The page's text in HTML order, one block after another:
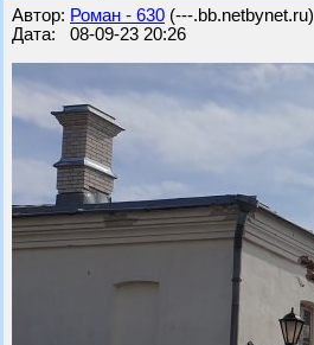
Автор: Роман - 630 (---.bb.netbynet.ru)
Дата: 08-09-23 20:26